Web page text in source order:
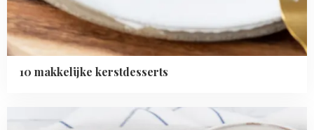
10 makkelijke kerstdesserts